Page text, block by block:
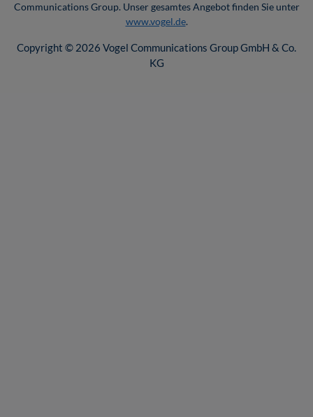
Communications Group. Unser gesamtes Angebot finden Sie unter
www.vogel.de.
Copyright © 2026 Vogel Communications Group GmbH & Co.
KG